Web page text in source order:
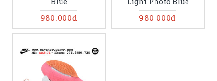
980.000đ 980.000đ